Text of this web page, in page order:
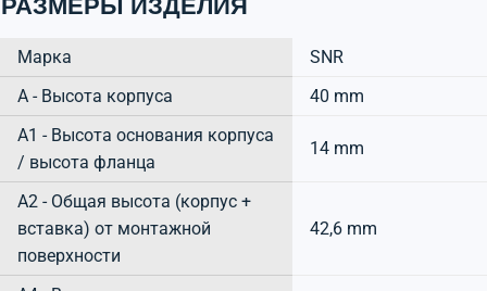
Марка
SNR
А - Высота корпуса
40 mm
A1 - Высота основания корпуса
/ высота фланца
14 mm
A2 - Общая высота (корпус +
вставка) от монтажной
поверхности
42,6 mm